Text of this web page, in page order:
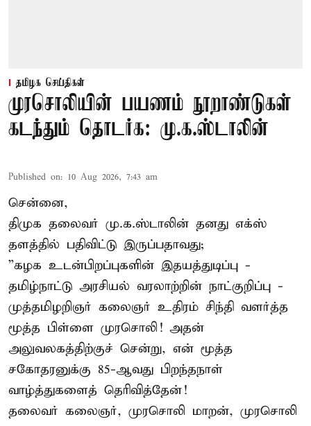
தமிழக செய்திகள்
முரசொலியின் பயணம் நூறாண்டுகள்
கடந்தும் தொடர்க: மு.க.ஸ்டாலின்
Published on: 10 Aug 2026, 7:43 am
சென்னை,
திமுக தலைவர் மு.க.ஸ்டாலின் தனது எக்ஸ்
தளத்தில் பதிவிட்டு இருப்பதாவது;
”கழக உடன்பிறப்புகளின் இதயத்துடிப்பு -
தமிழ்நாட்டு அரசியல் வரலாற்றின் நாட்குறிப்பு -
முத்தமிழறிஞர் கலைஞர் உதிரம் சிந்தி வளர்த்த
மூத்த பிள்ளை முரசொலி! அதன்
அலுவலகத்திற்குச் சென்று, என் மூத்த
சகோதரனுக்கு 85-ஆவது பிறந்தநாள்
வாழ்த்துகளைத் தெரிவித்தேன்!
தலைவர் கலைஞர், முரசொலி மாறன், முரசொலி